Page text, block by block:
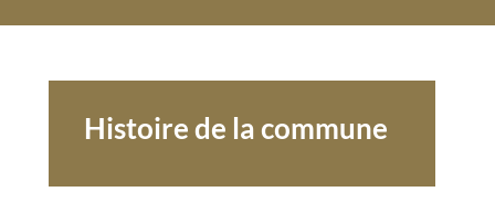
Histoire de la commune